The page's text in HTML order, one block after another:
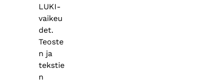
LUKI-
vaikeu
det.
Teoste
n ja
tekstie
n